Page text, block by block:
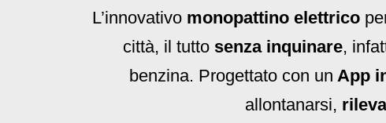
L’innovativo monopattino elettrico
città, il tutto senza inquinare,
benzina. Progettato con un App
allontanarsi,